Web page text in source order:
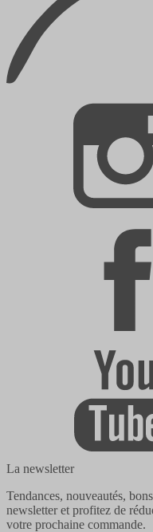
La newsletter
Tendances, nouveautés,
newsletter et profitez de
votre prochaine commande.